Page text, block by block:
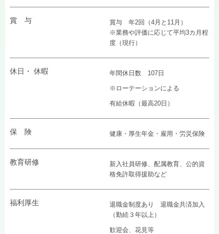
賞 与
賞与 年2回（4月と11月）
※業務や評価に応じて平均3カ月程
度（現行）
休日・ 休暇 年間休日数 107日
※ローテーションによる
有給休暇（最高20日）
保 険 健康・厚生年金・雇用・労災保険
教育研修
新入社員研修、配属教育、公的資
格免許取得援助など
福利厚生
退職金制度あり 退職金共済加入
（勤続３年以上）
歓迎会、花見等